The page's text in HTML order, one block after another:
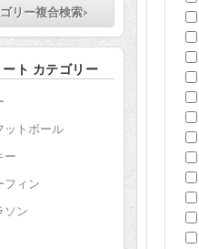
リー複合検索>
ート カテゴリー
ットボール
ー
フィン
ソン